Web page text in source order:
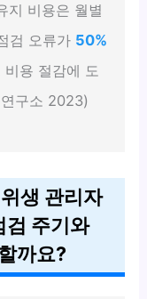
지 비용은 월별
검 오류가 50%
비용 절감에 도
구소 2023)
생 관리자
검 주기와
까요?